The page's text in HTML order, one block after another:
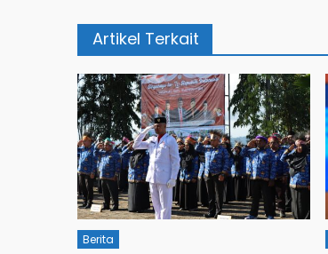
Artikel Terkait
Berita